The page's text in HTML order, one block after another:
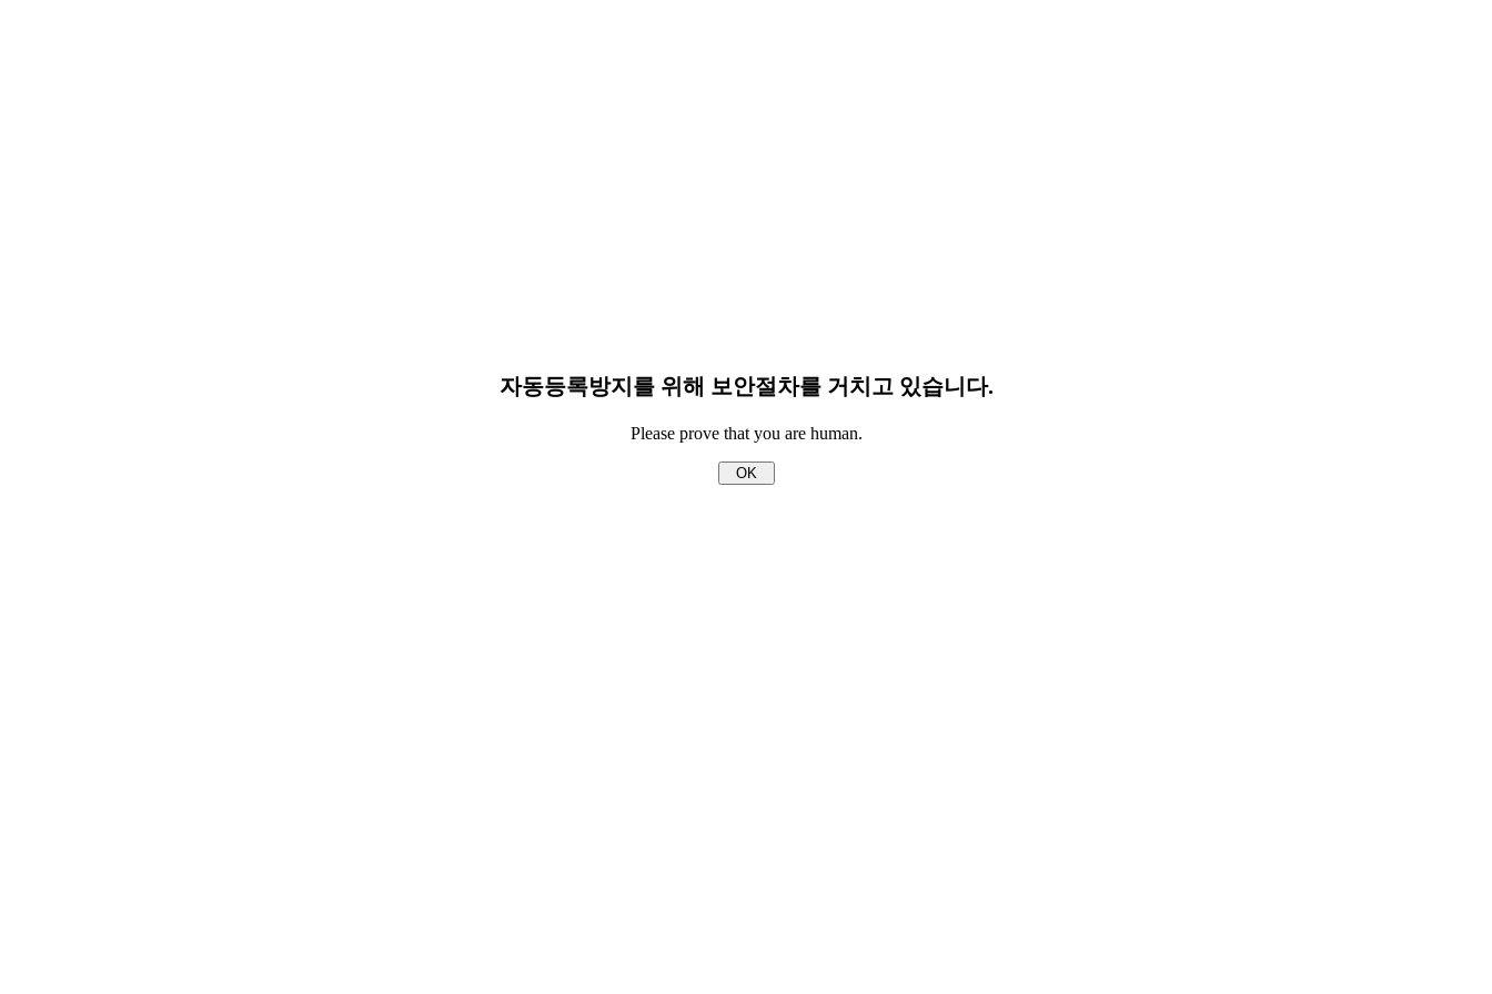
자동등록방지를 위해 보안절차를 거치고 있습니다.
Please prove that you are human.